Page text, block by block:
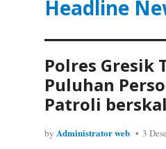
Headline
Polres Gresik
Puluhan
Patroli
by Administrator web 3